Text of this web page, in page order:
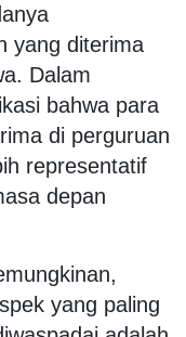
yang diterima
Dalam
bahwa para
di perguruan
representatif
depan
yang paling